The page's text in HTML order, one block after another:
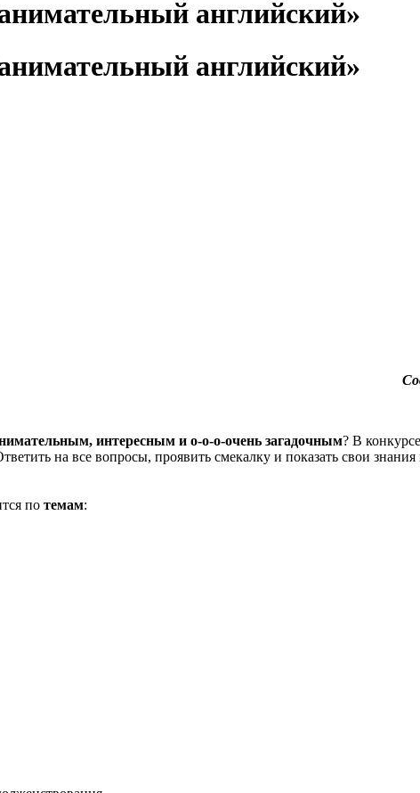
английский»
английский»
интересным и о-о-о-очень загадочным? В
на все вопросы, проявить смекалку и показать свои
по темам: